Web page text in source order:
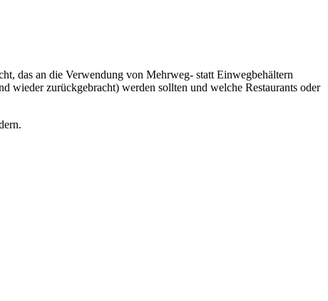
das an die Verwendung von Mehrweg- statt Einwegbehältern
wieder zurückgebracht) werden sollten und welche Restaurants oder